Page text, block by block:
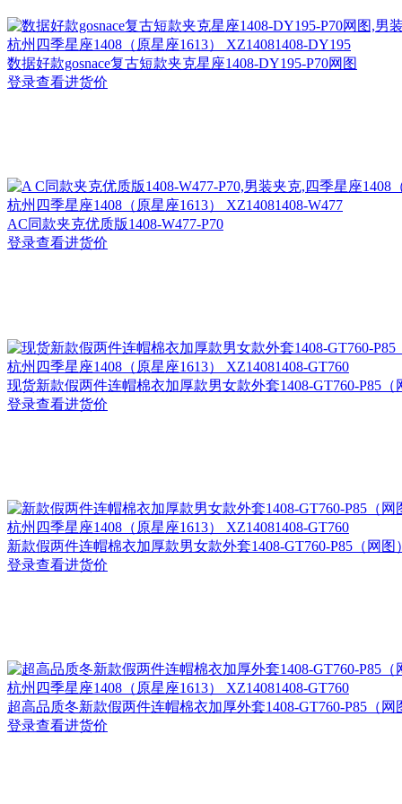
杭州 四季星座1408（原星座1613） XZ14081408-DY195
数据好款gosnace复古短款夹克星座1408-DY195-P70网图
登录查看进货价
杭州 四季星座1408（原星座1613） XZ14081408-W477
AC同款夹克优质版1408-W477-P70
登录查看进货价
杭州 四季星座1408（原星座1613） XZ14081408-GT760
现货新款假两件连帽棉衣加厚款男女款外套1408-GT760-P85（
登录查看进货价
杭州 四季星座1408（原星座1613） XZ14081408-GT760
新款假两件连帽棉衣加厚款男女款外套1408-GT760-P85（网图
登录查看进货价
杭州 四季星座1408（原星座1613） XZ14081408-GT760
超高品质冬新款假两件连帽棉衣加厚外套1408-GT760-P85（网
登录查看进货价